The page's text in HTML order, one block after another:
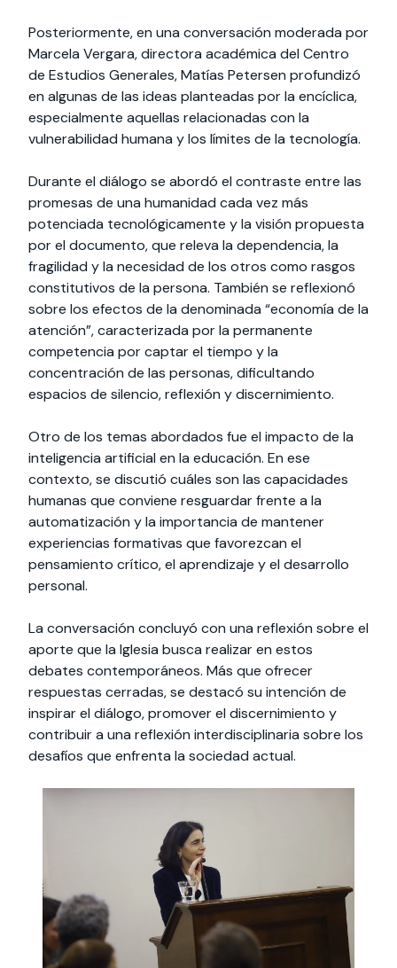
Posteriormente, en una conversación moderada por
Marcela Vergara, directora académica del Centro
de Estudios Generales, Matías Petersen profundizó
en algunas de las ideas planteadas por la encíclica,
especialmente aquellas relacionadas con la
vulnerabilidad humana y los límites de la tecnología.
Durante el diálogo se abordó el contraste entre las
promesas de una humanidad cada vez más
potenciada tecnológicamente y la visión propuesta
por el documento, que releva la dependencia, la
fragilidad y la necesidad de los otros como rasgos
constitutivos de la persona. También se reflexionó
sobre los efectos de la denominada “economía de la
atención”, caracterizada por la permanente
competencia por captar el tiempo y la
concentración de las personas, dificultando
espacios de silencio, reflexión y discernimiento.
Otro de los temas abordados fue el impacto de la
inteligencia artificial en la educación. En ese
contexto, se discutió cuáles son las capacidades
humanas que conviene resguardar frente a la
automatización y la importancia de mantener
experiencias formativas que favorezcan el
pensamiento crítico, el aprendizaje y el desarrollo
personal.
La conversación concluyó con una reflexión sobre el
aporte que la Iglesia busca realizar en estos
debates contemporáneos. Más que ofrecer
respuestas cerradas, se destacó su intención de
inspirar el diálogo, promover el discernimiento y
contribuir a una reflexión interdisciplinaria sobre los
desafíos que enfrenta la sociedad actual.